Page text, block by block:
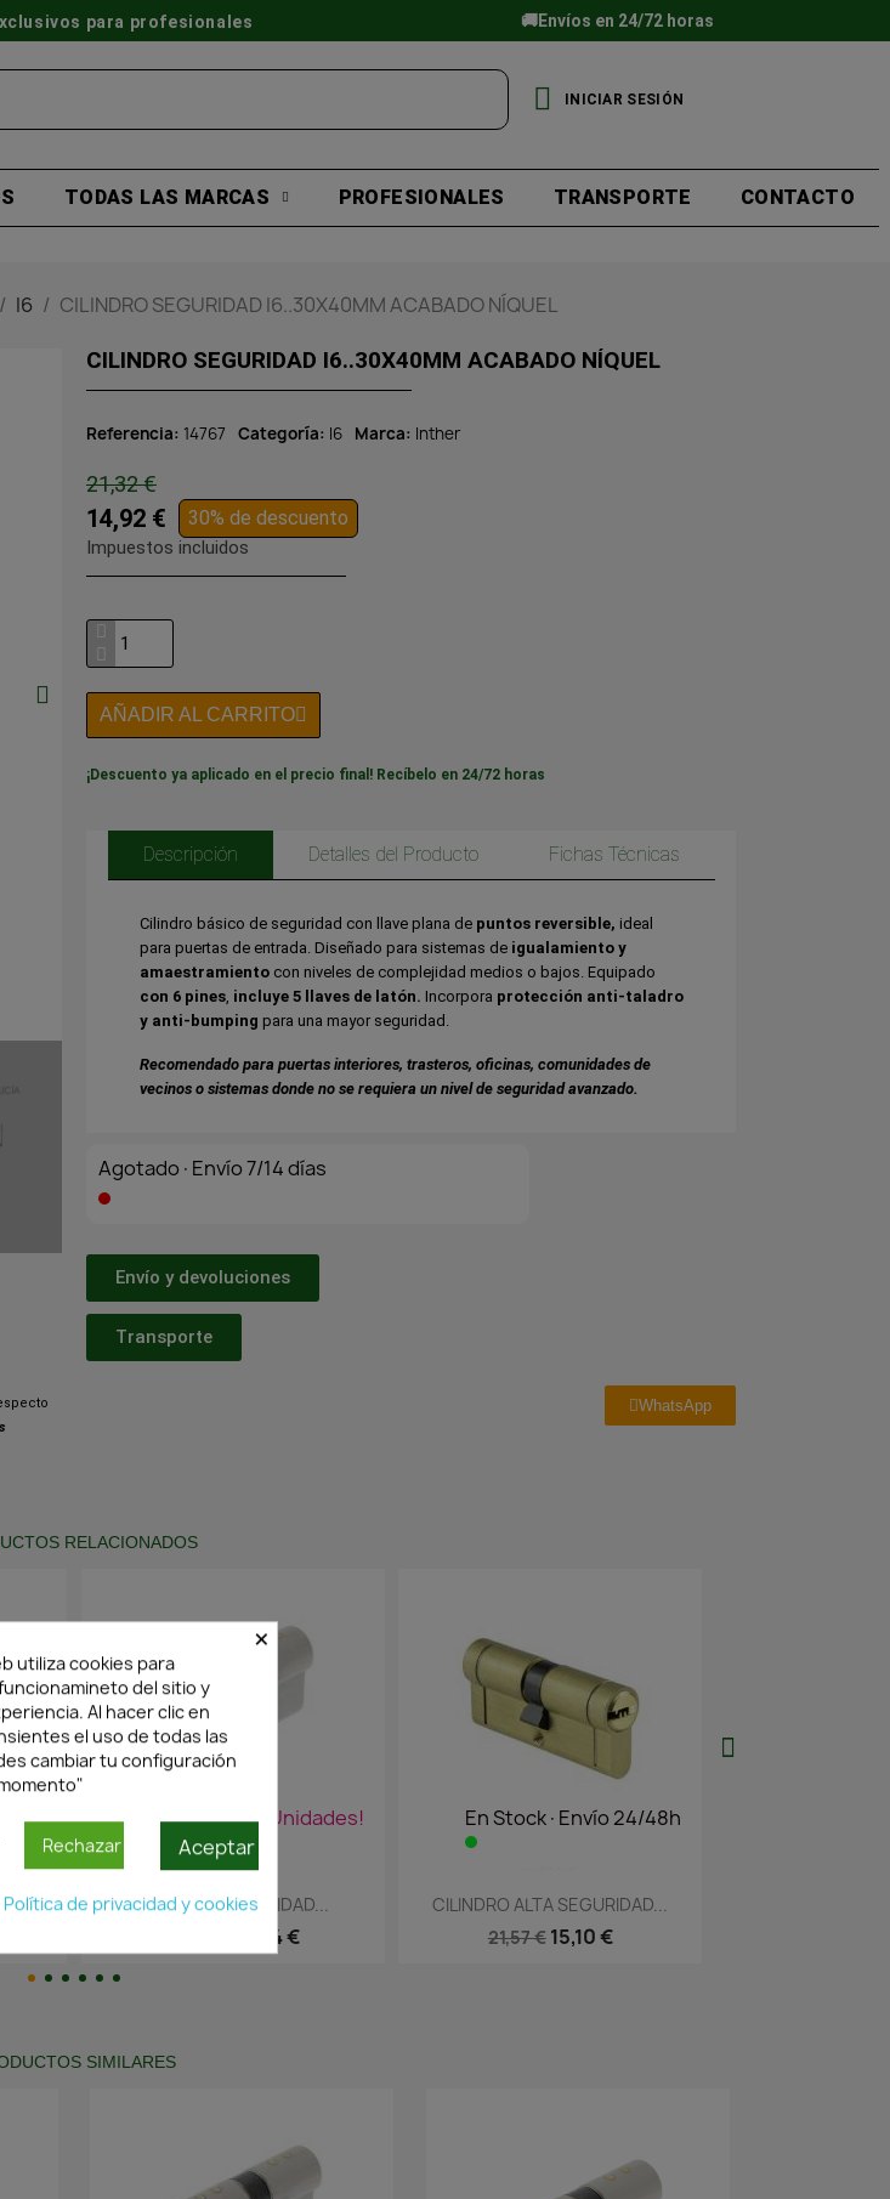
para profesionales 🚚Envíos en 24/72 horas
INICIAR SESIÓN
TODAS LAS MARCAS PROFESIONALES TRANSPORTE CONTACTO
I6 CILINDRO SEGURIDAD I6..30X40MM ACABADO NÍQUEL
CILINDRO SEGURIDAD I6..30X40MM ACABADO NÍQUEL
Referencia 14767 Categoría I6 Marca Inther
21,32 €
14,92 € 30% de descuento
Impuestos incluidos
AÑADIR AL CARRITO
¡Descuento ya aplicado en el precio final! Recíbelo en 24/72 horas
Descripción Detalles del Producto Fichas Técnicas
Cilindro básico de seguridad con llave plana de puntos reversible, ideal
para puertas de entrada. Diseñado para sistemas deigualamiento y
amaestramientocon niveles de complejidad medios o bajos. Equipado
con 6 pines, incluye 5 llaves de latón. Incorpora protección anti-taladro
y anti-bumping para una mayor seguridad.
Recomendado para puertas interiores, trasteros, oficinas, comunidades de
vecinos o sistemas donde no se requiera un nivel de seguridad avanzado.
Agotado·Envío 7/14 días
Envío y devoluciones
Transporte
WhatsApp
RELACIONADOS
¡Últimas Unidades!
Vista rápida
CILINDRO SEGURIDAD...
18,04 €
En Stock·Envío 24/48h
Vista rápida
CILINDRO ALTA SEGURIDAD...
21,57 € 15,10 €
SIMILARES
×
utiliza cookies para
del sitio y
Al hacer clic en
el uso de todas las
cambiar tu configuración
Rechazar Aceptar
Política de privacidad y cookies